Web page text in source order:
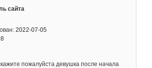
сайта
2022-07-05
8
пожалуйста девушка после начала